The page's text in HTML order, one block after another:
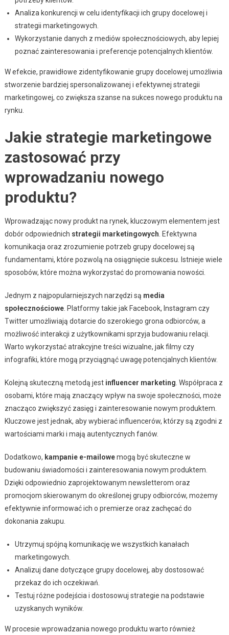
Analiza konkurencji w celu identyfikacji ich grupy docelowej i
strategii marketingowych.
Wykorzystanie danych z mediów społecznościowych, aby lepiej
poznać zainteresowania i preferencje potencjalnych klientów.
W efekcie, prawidłowe zidentyfikowanie grupy docelowej umożliwia
stworzenie bardziej spersonalizowanej i efektywnej strategii
marketingowej, co zwiększa szanse na sukces nowego produktu na
rynku.
Jakie strategie marketingowe
zastosować przy
wprowadzaniu nowego
produktu?
Wprowadzając nowy produkt na rynek, kluczowym elementem jest
dobór odpowiednich strategii marketingowych . Efektywna
komunikacja oraz zrozumienie potrzeb grupy docelowej są
fundamentami, które pozwolą na osiągnięcie sukcesu. Istnieje wiele
sposobów, które można wykorzystać do promowania nowości.
Jednym z najpopularniejszych narzędzi są media
społecznościowe. Platformy takie jak Facebook, Instagram czy
Twitter umożliwiają dotarcie do szerokiego grona odbiorców, a
możliwość interakcji z użytkownikami sprzyja budowaniu relacji.
Warto wykorzystać atrakcyjne treści wizualne, jak filmy czy
infografiki, które mogą przyciągnąć uwagę potencjalnych klientów.
Kolejną skuteczną metodą jest influencer marketing . Współpraca z
osobami, które mają znaczący wpływ na swoje społeczności, może
znacząco zwiększyć zasięg i zainteresowanie nowym produktem.
Kluczowe jest jednak, aby wybierać influencerów, którzy są zgodni z
wartościami marki i mają autentycznych fanów.
Dodatkowo, kampanie e-mailowemogą być skuteczne w
budowaniu świadomości i zainteresowania nowym produktem.
Dzięki odpowiednio zaprojektowanym newsletterom oraz
promocjom skierowanym do określonej grupy odbiorców, możemy
efektywnie informować ich o premierze oraz zachęcać do
dokonania zakupu.
Utrzymuj spójną komunikację we wszystkich kanałach
marketingowych.
Analizuj dane dotyczące grupy docelowej, aby dostosować
przekaz do ich oczekiwań.
Testuj różne podejścia i dostosowuj strategie na podstawie
uzyskanych wyników.
W procesie wprowadzania nowego produktu warto również